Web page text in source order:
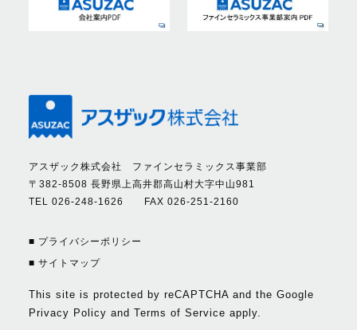
アスザック株式会社 ファインセラミックス事業部
〒382-8508 長野県上高井郡高山村大字中山981
TEL 026-248-1626 FAX 026-251-2160
■ プライバシーポリシー
■ サイトマップ
This site is protected by reCAPTCHA and the Google
Privacy Policy and Terms of Service apply.